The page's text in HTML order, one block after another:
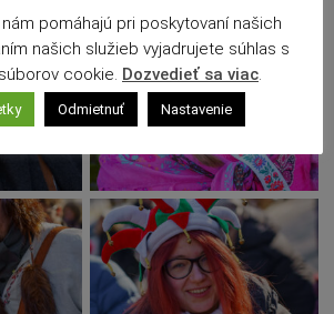
pomáhajú pri poskytovaní našich
našich služieb vyjadrujete súhlas s
cookie. Dozvedieť sa viac.
Odmietnuť Nastavenie